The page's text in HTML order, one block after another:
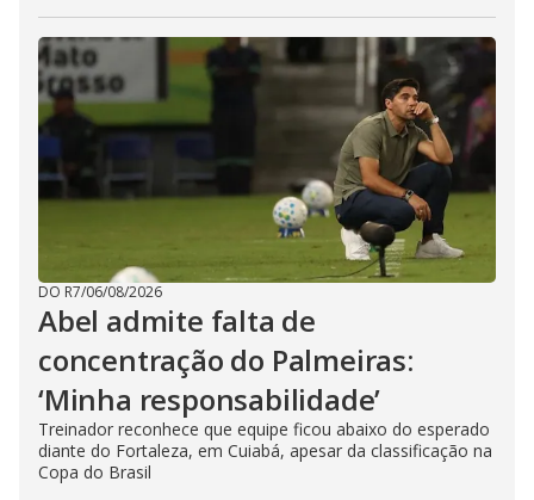
DO R7/06/08/2026
Abel admite falta de
concentração do Palmeiras:
‘Minha responsabilidade’
Treinador reconhece que equipe ficou abaixo do esperado
diante do Fortaleza, em Cuiabá, apesar da classificação na
Copa do Brasil